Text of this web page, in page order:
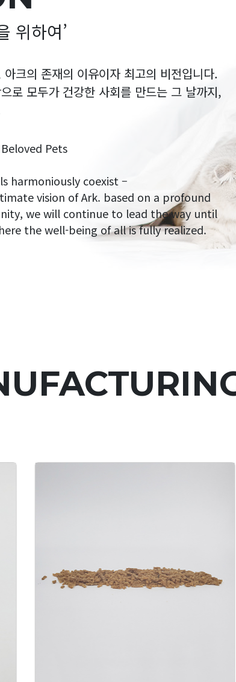
위하여’
크의 존재의 이유이자 최고의 비전입니다.
로 모두가 건강한 사회를 만드는 그 날까지,
Pets
harmoniously coexist –
vision of Ark. based on a profound
we will continue to lead the way until
the well-being of all is fully realized.